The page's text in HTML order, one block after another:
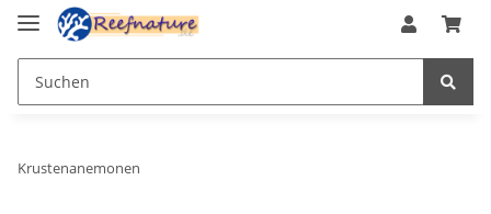
Krustenanemonen